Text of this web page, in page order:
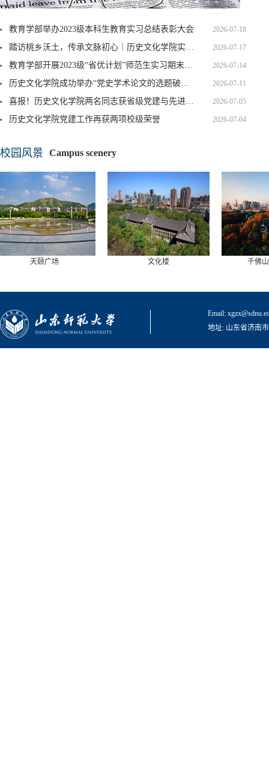
教育学部举办2023级本科生教育实习总结表彰大会 2026-07-18
踏访桃乡沃土，传承文脉初心｜历史文化学院实践团队肥城实践... 2026-07-17
教育学部开展2023级“省优计划”师范生实习期末总结汇报 2026-07-14
历史文化学院成功举办“党史学术论文的选题破题、写作规范与... 2026-07-11
喜报！历史文化学院两名同志获省级党建与先进典型荣誉 2026-07-05
历史文化学院党建工作再获两项校级荣誉 2026-07-04
校园风景 Campus scenery
天颐广场 文化楼 千佛山
Email:
地址: 山东省济南